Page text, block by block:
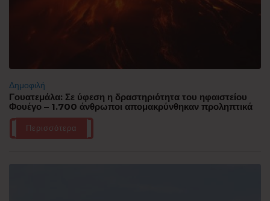
Δημοφιλή
Γουατεμάλα: Σε ύφεση η δραστηριότητα του ηφαιστείου
Φουέγο – 1.700 άνθρωποι απομακρύνθηκαν προληπτικά
Περισσότερα